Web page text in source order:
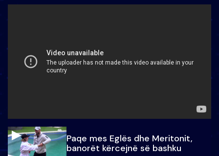
Paqe mes Eglës dhe Meritonit,
banorët kërcejnë së bashku